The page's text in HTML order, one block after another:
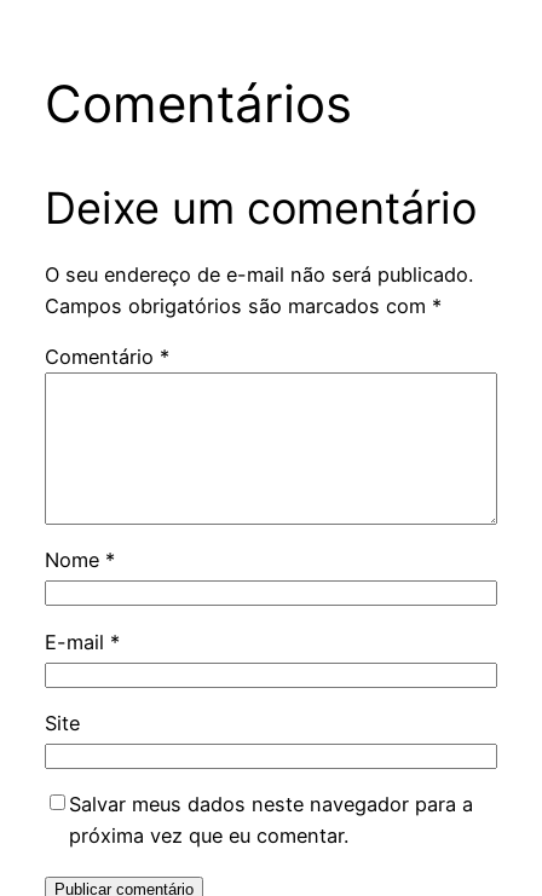
Comentários
Deixe um comentário
O seu endereço de e-mail não será publicado.
Campos obrigatórios são marcados com *
Comentário *
Nome *
E-mail *
Site
Salvar meus dados neste navegador para a
próxima vez que eu comentar.